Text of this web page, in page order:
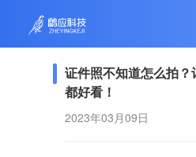
证件照不知道怎么拍
都好看！
2023年03月09日